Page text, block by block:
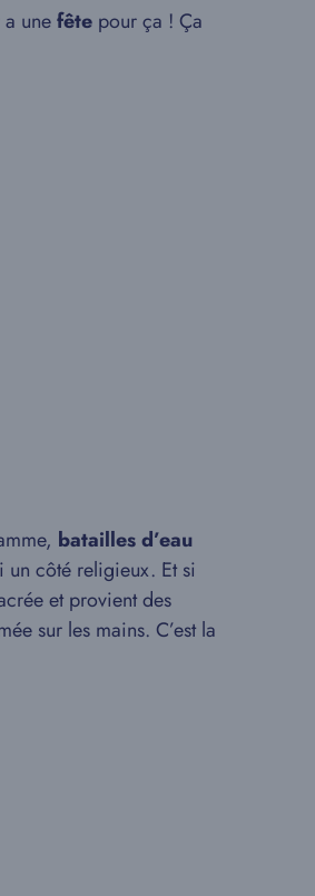
unefête pour ça ! Ça
batailles d’eau
un côté religieux. Et si
et provient des
sur les mains. C’est la